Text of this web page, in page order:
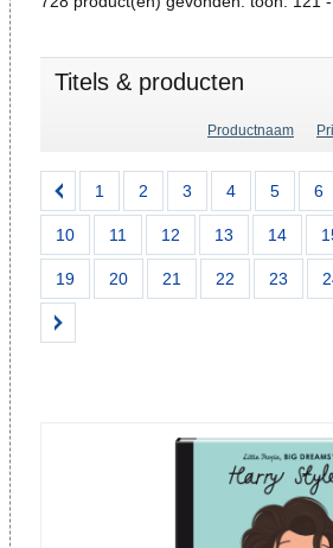
Titels & producten
Productnaam
1 2 3 4 5 6
10 11 12 13 14
19 20 21 22 23